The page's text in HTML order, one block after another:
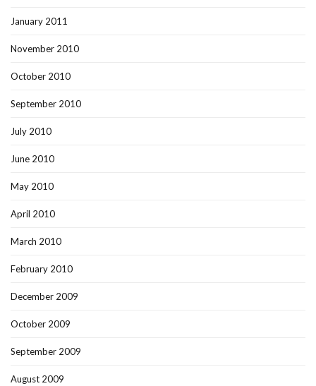
January 2011
November 2010
October 2010
September 2010
July 2010
June 2010
May 2010
April 2010
March 2010
February 2010
December 2009
October 2009
September 2009
August 2009